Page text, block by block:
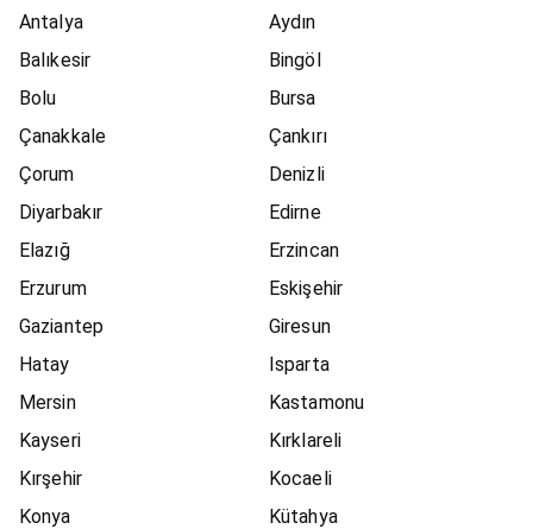
Antalya
Aydın
Balıkesir
Bingöl
Bolu
Bursa
Çanakkale
Çankırı
Çorum
Denizli
Diyarbakır
Edirne
Elazığ
Erzincan
Erzurum
Eskişehir
Gaziantep
Giresun
Hatay
Isparta
Mersin
Kastamonu
Kayseri
Kırklareli
Kırşehir
Kocaeli
Konya
Kütahya